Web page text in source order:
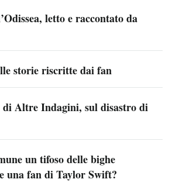
letto e raccontato da
storie riscritte dai fan
Altre Indagini, sul disastro di
un tifoso delle bighe
una fan di Taylor Swift?